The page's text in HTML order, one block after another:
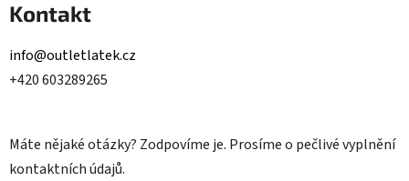
Kontakt
info@outletlatek.cz
+420 603289265
Máte nějaké otázky? Zodpovíme je. Prosíme o pečlivé vyplnění
kontaktních údajů.